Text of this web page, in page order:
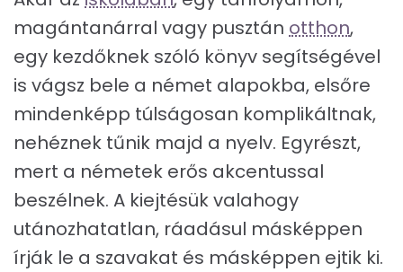
magántanárral vagy pusztán otthon,
egy kezdőknek szóló könyv segítségével
is vágsz bele a német alapokba, elsőre
mindenképp túlságosan komplikáltnak,
nehéznek tűnik majd a nyelv. Egyrészt,
mert a németek erős akcentussal
beszélnek. A kiejtésük valahogy
utánozhatatlan, ráadásul másképpen
írják le a szavakat és másképpen ejtik ki.